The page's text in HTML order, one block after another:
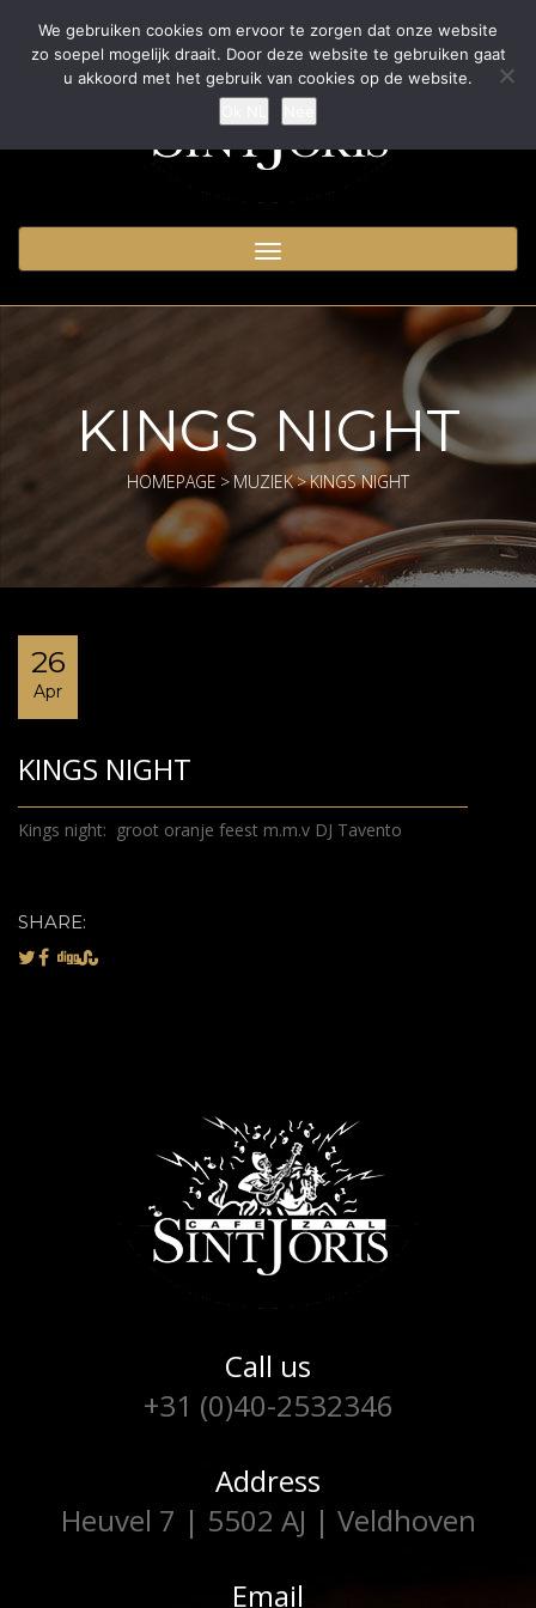
Toggle
navigation
KINGS NIGHT
HOMEPAGE >MUZIEK>KINGS NIGHT
26
Apr
KINGS NIGHT
Kings night: groot oranje feest m.m.v DJ Tavento
SHARE:
Call us
+31 (0)40-2532346
Address
Heuvel 7 | 5502 AJ | Veldhoven
Email
We gebruiken cookies om ervoor te zorgen dat onze website
zo soepel mogelijk draait. Door deze website te gebruiken gaat
u akkoord met het gebruik van cookies op de website.